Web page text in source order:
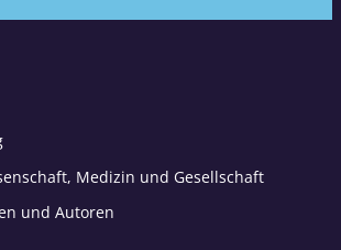
Medizin und Gesellschaft
und Autoren